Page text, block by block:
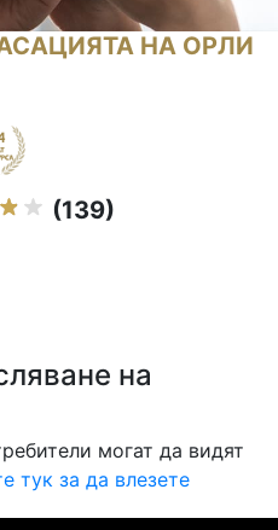
НА ОРЛИ
(139)
на
могат да видят
тук за да влезете